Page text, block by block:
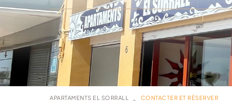
APARTAMENTS EL SORRALL CONTACTER ET RÈSERVER